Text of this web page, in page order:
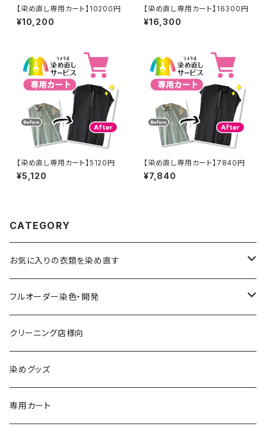
【染め直し専用カート】10200円
¥10,200
【染め直し専用カート】16300円
¥16,300
【染め直し専用カート】5120円
¥5,120
【染め直し専用カート】7840円
¥7,840
CATEGORY
お気に入りの衣類を染め直す
綿系 100%
黒染め/Black
紺染め/Navy
綿90%以上+合成繊維
黒染め/Black
紺染め/Navy
綿素材+合成繊維10%以上
黒染め/Black
その他
フルオーダー染色・開発
カラーマッチング
特殊染色
クリーニング店様向
染めグッズ
専用カート